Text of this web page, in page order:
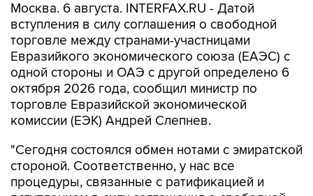
Москва. 6 августа. INTERFAX.RU - Датой
вступления в силу соглашения о свободной
торговле между странами-участницами
Евразийкого экономического союза (ЕАЭС) с
одной стороны и ОАЭ с другой определено 6
октября 2026 года, сообщил министр по
торговле Евразийской экономической
комиссии (ЕЭК) Андрей Слепнев.
"Сегодня состоялся обмен нотами с эмиратской
стороной. Соответственно, у нас все
процедуры, связанные с ратификацией и